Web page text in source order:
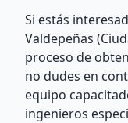
Si estás
Valdepeñas
proceso de
no dudes en
equipo
ingenieros